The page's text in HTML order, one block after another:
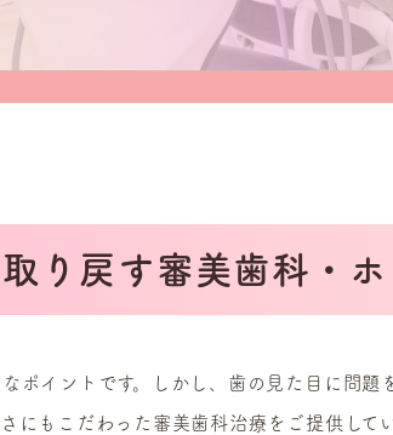
り戻す審美歯科・
ポイントです。しかし、歯の見た目に問題
にもこだわった審美歯科治療をご提供してい